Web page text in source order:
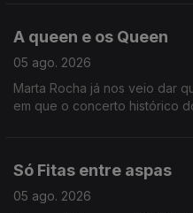
A queen e os Queen
05 ago. 2026
Marta Rocha já nos veio dar
em que o concerto histórico
Só Fitas entre aspas
05 ago. 2026